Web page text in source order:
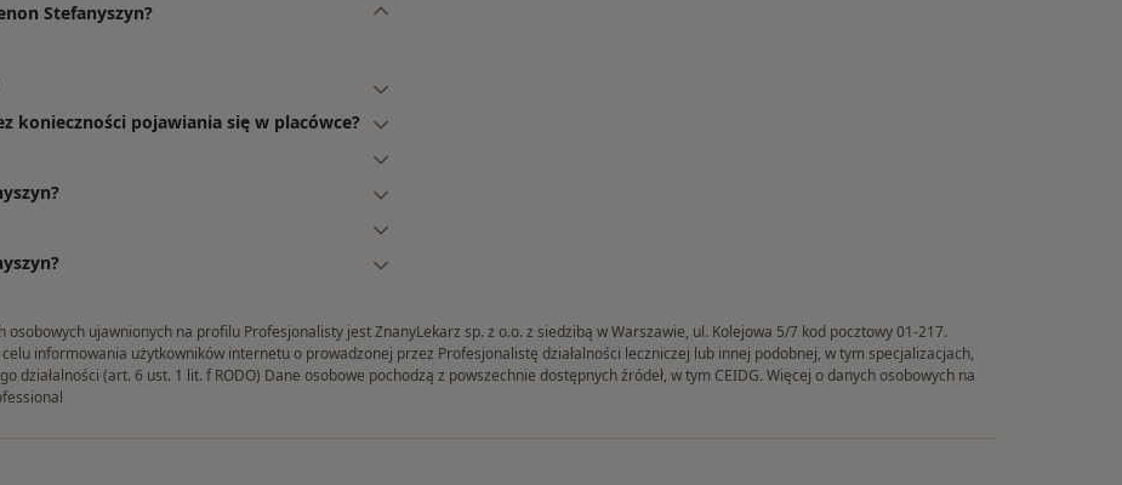
Stefanyszyn?
konieczności pojawiania się w placówce?
ujawnionych na profilu Profesjonalisty jest ZnanyLekarz sp. z o.o. z siedzibą w Warszawie, ul. Kolejowa 5/7 kod pocztowy 01-217.
informowania użytkowników internetu o prowadzonej przez Profesjonalistę działalności leczniczej lub innej podobnej, w tym specjalizacjach,
(art. 6 ust. 1 lit. f RODO) Dane osobowe pochodzą z powszechnie dostępnych źródeł, w tym CEIDG. Więcej o danych osobowych na